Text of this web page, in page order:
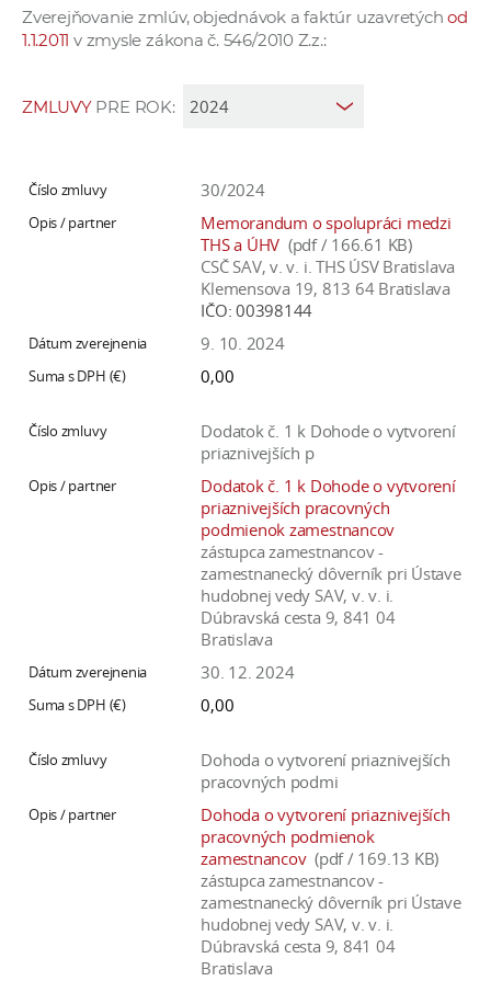
r
k
a
c
a
o
V
Zverejňovanie zmlúv, objednávok a faktúr uzavretýchod
1.1.2011 v zmysle zákona č. 546/2010 Z.z.:
ZMLUVYPRE ROK:
30/2024
Memorandum o spolupráci medzi
THS a ÚHV (pdf / 166.61 KB)
CSČ SAV, v. v. i. THS ÚSV Bratislava
Klemensova 19, 813 64 Bratislava
IČO: 00398144
9. 10. 2024
0,00
Dodatok č. 1 k Dohode o vytvorení
priaznivejších p
Dodatok č. 1 k Dohode o vytvorení
priaznivejších pracovných
podmienok zamestnancov
zástupca zamestnancov -
zamestnanecký dôverník pri Ústave
hudobnej vedy SAV, v. v. i.
Dúbravská cesta 9, 841 04
Bratislava
30. 12. 2024
0,00
Dohoda o vytvorení priaznivejších
pracovných podmi
Dohoda o vytvorení priaznivejších
pracovných podmienok
zamestnancov (pdf / 169.13 KB)
zástupca zamestnancov -
zamestnanecký dôverník pri Ústave
hudobnej vedy SAV, v. v. i.
Dúbravská cesta 9, 841 04
Bratislava